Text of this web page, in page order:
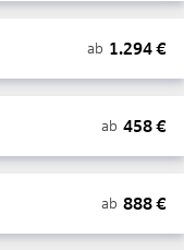
ab 1.294€
ab 458€
ab 888€